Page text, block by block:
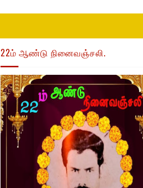
22ம் ஆண்டு நினைவஞ்சலி.